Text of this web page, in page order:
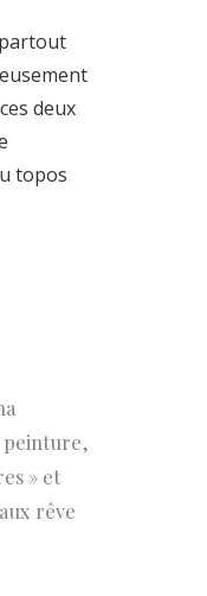
deux
topos
peinture,
» et
rêve